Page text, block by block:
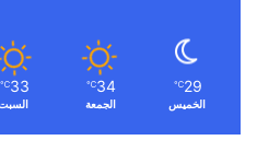
29
℃
الخميس
34
℃
الجمعة
33
℃